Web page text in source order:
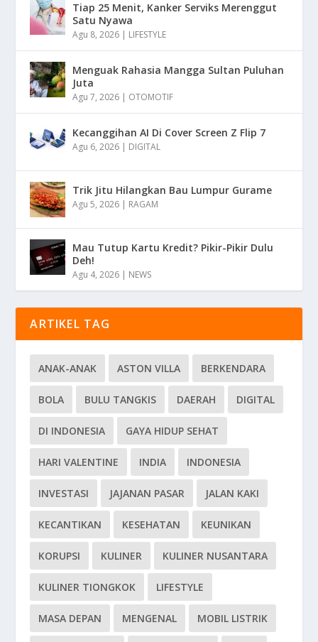
Tiap 25 Menit, Kanker Serviks Merenggut
Satu Nyawa
Agu 8, 2026 LIFESTYLE
Menguak Rahasia Mangga Sultan Puluhan
Juta
Agu 7, 2026 OTOMOTIF
Kecanggihan AI Di Cover Screen Z Flip 7
Agu 6, 2026 DIGITAL
Trik Jitu Hilangkan Bau Lumpur Gurame
Agu 5, 2026 RAGAM
Mau Tutup Kartu Kredit? Pikir-Pikir Dulu
Deh!
Agu 4, 2026 NEWS
ARTIKEL TAG
ANAK-ANAK ASTON VILLA BERKENDARA
BOLA BULU TANGKIS DAERAH DIGITAL
DI INDONESIA GAYA HIDUP SEHAT
HARI VALENTINE INDIA INDONESIA
INVESTASI JAJANAN PASAR JALAN KAKI
KECANTIKAN KESEHATAN KEUNIKAN
KORUPSI KULINER KULINER NUSANTARA
KULINER TIONGKOK LIFESTYLE
MASA DEPAN MENGENAL MOBIL LISTRIK